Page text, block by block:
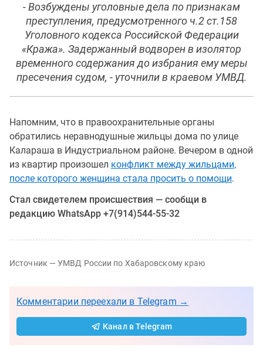
- Возбуждены уголовные дела по признакам
преступления, предусмотренного ч.2 ст.158
Уголовного кодекса Российской Федерации
«Кража». Задержанный водворен в изолятор
временного содержания до избрания ему меры
пресечения судом, - уточнили в краевом УМВД.
Напомним, что в правоохранительные органы
обратились неравнодушные жильцы дома по улице
Калараша в Индустриальном районе. Вечером в одной
из квартир произошел конфликт между жильцами,
после которого женщина стала просить о помощи.
Стал свидетелем происшествия — сообщи в
редакцию WhatsApp +7(914)544-55-32
Источник — УМВД России по Хабаровскому краю
Комментарии переехали в Telegram →
Канал в Telegram